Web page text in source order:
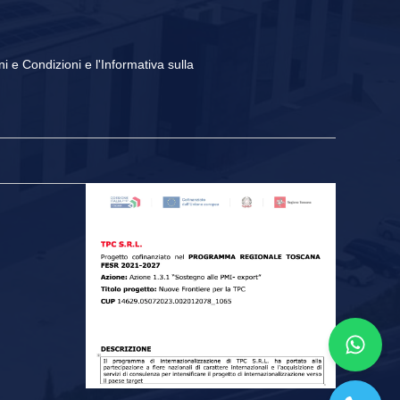
verniciatura, packaging e molto altro.
consegna
, con schede tecniche dettagliate e foto reali. I
inoltre la possibilità di prenotare il compressore e
ci consente di proporre sempre soluzioni efficienti,
compressori d’aria e soluzioni industriali
, contatta oggi
e Condizioni e l'Informativa sulla